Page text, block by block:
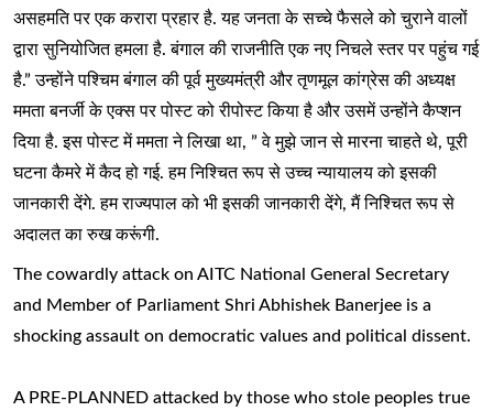
असहमति पर एक करारा प्रहार है. यह जनता के सच्चे फैसले को चुराने वालों
द्वारा सुनियोजित हमला है. बंगाल की राजनीति एक नए निचले स्तर पर पहुंच गई
है.” उन्होंने पश्चिम बंगाल की पूर्व मुख्यमंत्री और तृणमूल कांग्रेस की अध्यक्ष
ममता बनर्जी के एक्स पर पोस्ट को रीपोस्ट किया है और उसमें उन्होंने कैप्शन
दिया है. इस पोस्ट में ममता ने लिखा था, ” वे मुझे जान से मारना चाहते थे, पूरी
घटना कैमरे में कैद हो गई. हम निश्चित रूप से उच्च न्यायालय को इसकी
जानकारी देंगे. हम राज्यपाल को भी इसकी जानकारी देंगे, मैं निश्चित रूप से
अदालत का रुख करूंगी.
The cowardly attack on AITC National General Secretary
and Member of Parliament Shri Abhishek Banerjee is a
shocking assault on democratic values and political dissent.
A PRE-PLANNED attacked by those who stole peoples true